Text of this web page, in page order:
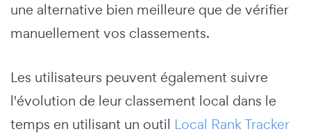
une alternative bien meilleure que de vérifier
manuellement vos classements.
Les utilisateurs peuvent également suivre
l'évolution de leur classement local dans le
temps en utilisant un outil Local Rank Tracker